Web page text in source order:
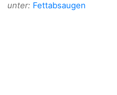
unter: Fettabsaugen